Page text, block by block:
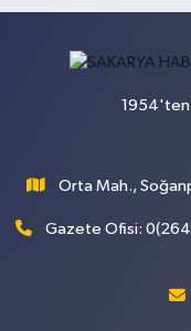
1954'ten
Orta Mah.,
Gazete Ofisi: